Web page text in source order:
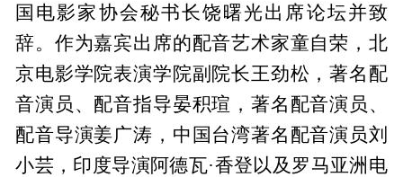
国电影家协会秘书长饶曙光出席论坛并致
辞。作为嘉宾出席的配音艺术家童自荣，北
京电影学院表演学院副院长王劲松，著名配
音演员、配音指导晏积瑄，著名配音演员、
配音导演姜广涛，中国台湾著名配音演员刘
小芸，印度导演阿德瓦·香登以及罗马亚洲电